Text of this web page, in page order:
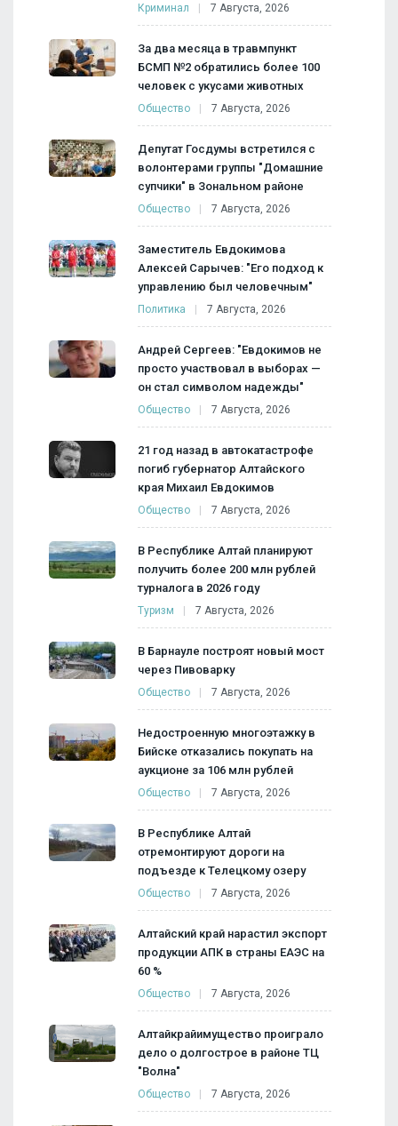
Криминал 7 Августа, 2026
За два месяца в травмпункт
БСМП №2 обратились более 100
человек с укусами животных
Общество 7 Августа, 2026
Депутат Госдумы встретился с
волонтерами группы "Домашние
супчики" в Зональном районе
Общество 7 Августа, 2026
Заместитель Евдокимова
Алексей Сарычев: "Его подход к
управлению был человечным"
Политика 7 Августа, 2026
Андрей Сергеев: "Евдокимов не
просто участвовал в выборах —
он стал символом надежды"
Общество 7 Августа, 2026
21 год назад в автокатастрофе
погиб губернатор Алтайского
края Михаил Евдокимов
Общество 7 Августа, 2026
В Республике Алтай планируют
получить более 200 млн рублей
турналога в 2026 году
Туризм 7 Августа, 2026
В Барнауле построят новый мост
через Пивоварку
Общество 7 Августа, 2026
Недостроенную многоэтажку в
Бийске отказались покупать на
аукционе за 106 млн рублей
Общество 7 Августа, 2026
В Республике Алтай
отремонтируют дороги на
подъезде к Телецкому озеру
Общество 7 Августа, 2026
Алтайский край нарастил экспорт
продукции АПК в страны ЕАЭС на
60 %
Общество 7 Августа, 2026
Алтайкрайимущество проиграло
дело о долгострое в районе ТЦ
"Волна"
Общество 7 Августа, 2026